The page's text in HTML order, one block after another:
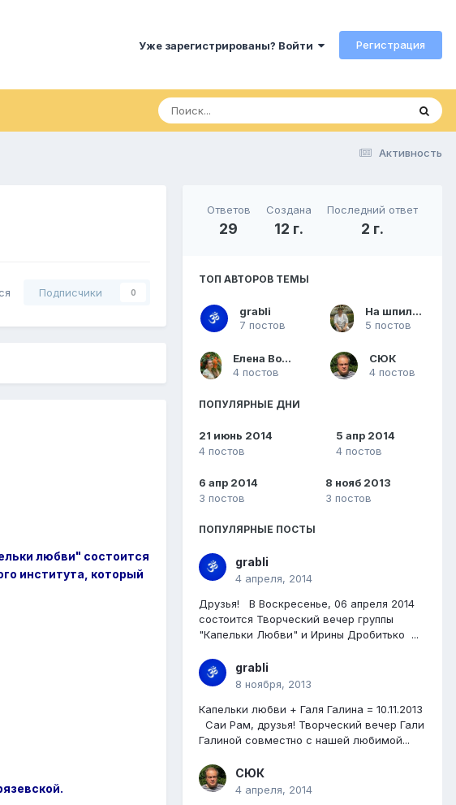
Уже зарегистрированы? Войти Регистрация
Активность
Подписчики 0
любви" состоится
института, который
Ответов
29
Создана
12 г.
Последний ответ
2 г.
ТОП АВТОРОВ ТЕМЫ
grabli
7 постов
На шпильках
5 постов
Елена Волкова
4 постов
СЮК
4 постов
ПОПУЛЯРНЫЕ ДНИ
21 июнь 2014
4 постов
5 апр 2014
4 постов
6 апр 2014
3 постов
8 нояб 2013
3 постов
ПОПУЛЯРНЫЕ ПОСТЫ
grabli
4 апреля, 2014
Друзья! В Воскресенье, 06 апреля 2014
состоится Творческий вечер группы
"Капельки Любви" и Ирины Дробитько ...
grabli
8 ноября, 2013
Капельки любви + Галя Галина = 10.11.2013
Саи Рам, друзья! Творческий вечер Гали
Галиной совместно с нашей любимой...
СЮК
4 апреля, 2014